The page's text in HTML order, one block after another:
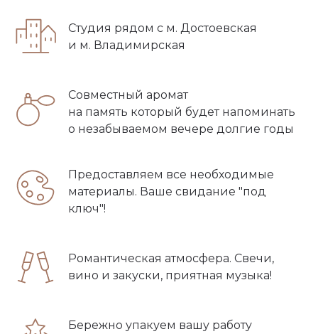
Студия рядом с м. Достоевская
и м. Владимирская
Совместный аромат
на память который будет напоминать
о незабываемом вечере долгие годы
Предоставляем все необходимые
материалы. Ваше свидание "под
ключ"!
Романтическая атмосфера. Свечи,
вино и закуски, приятная музыка!
Бережно упакуем вашу работу